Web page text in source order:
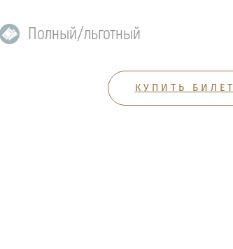
Полный/льготный
КУПИТЬ БИЛЕТ